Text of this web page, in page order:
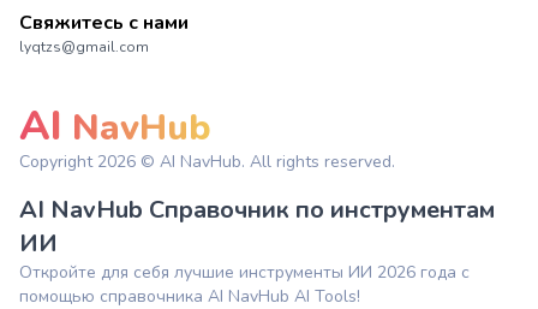
Свяжитесь с нами
lyqtzs@gmail.com
AI NavHub
Copyright 2026 © AI NavHub. All rights reserved.
AI NavHub Справочник по инструментам
ИИ
Откройте для себя лучшие инструменты ИИ 2026 года с
помощью справочника AI NavHub AI Tools!